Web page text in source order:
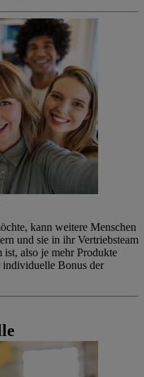
kann weitere Menschen
und sie in ihr Vertriebsteam
ist, also je mehr Produkte
individuelle Bonus der